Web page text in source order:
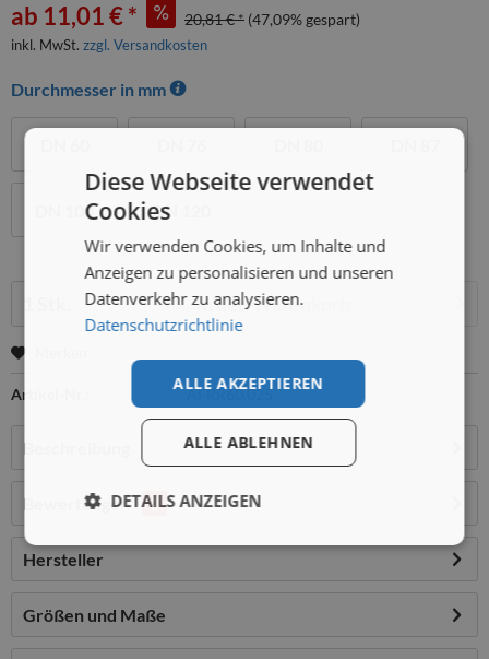
ab 11,01 € * 20,81 € * (47,09% gespart)
inkl. MwSt. zzgl. Versandkosten
Durchmesser in mm
DN 100 DN 120
In denWarenkorb
Artikel-Nr.: AFRR60.025
Beschreibung
Bewertungen 2
Hersteller
Größen und Maße
Diese Webseite verwendet
Cookies
Wir verwenden Cookies, um Inhalte und
Anzeigen zu personalisieren und unseren
Datenverkehr zu analysieren.
Datenschutzrichtlinie
ALLE AKZEPTIEREN
ALLE ABLEHNEN
DETAILS ANZEIGEN